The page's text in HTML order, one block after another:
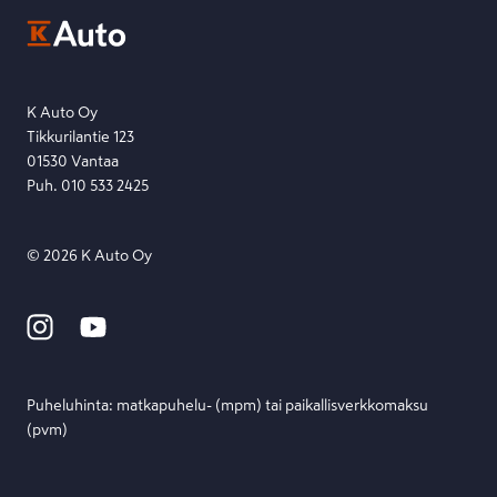
Etsi toimipiste
K Auto Oy
Tikkurilantie 123
01530 Vantaa
Puh. 010 533 2425
© 2026 K Auto Oy
Puheluhinta: matka­puhelu- (mpm) tai paikallis­verkko­maksu
(pvm)